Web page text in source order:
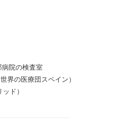
病院の検査室
界の医療団スペイン）
ド）